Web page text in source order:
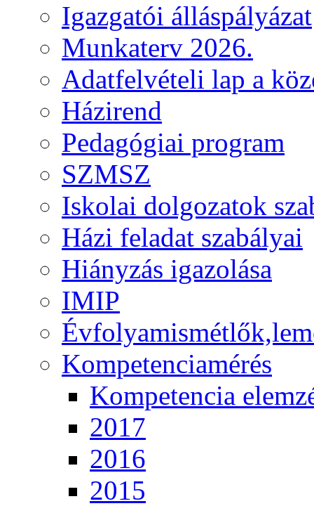
Igazgatói álláspályázat
Munkaterv 2026.
Adatfelvételi lap a
Házirend
Pedagógiai program
SZMSZ
Iskolai dolgozatok
Házi feladat szabályai
Hiányzás igazolása
IMIP
Kompetenciamérés
Kompetencia
2017
2016
2015